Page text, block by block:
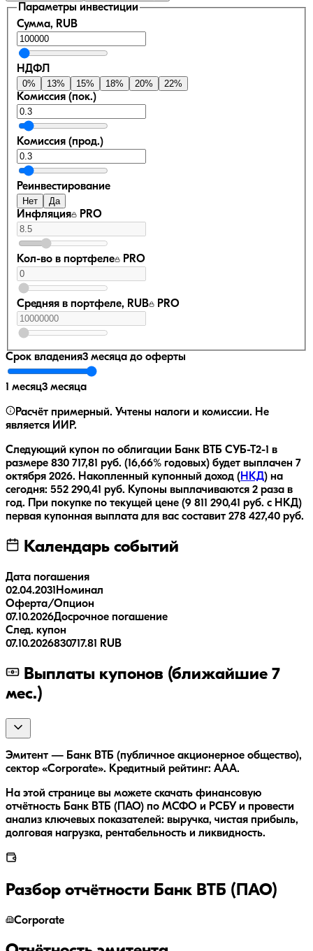
Параметры инвестиции
Сумма, RUB
НДФЛ
0% 13% 15% 18% 20% 22%
Комиссия (пок.)
Комиссия (прод.)
Реинвестирование
Нет Да
Инфляция PRO
Кол-во в портфеле PRO
Средняя в портфеле, RUB PRO
Срок владения3 месяца до оферты
1 месяц3 месяца
Расчёт примерный. Учтены налоги и комиссии. Не
является ИИР.
Следующий купон по облигации Банк ВТБ СУБ-Т2-1 в
размере 830 717,81 руб. (16,66% годовых) будет выплачен 7
октября 2026. Накопленный купонный доход ( НКД) на
сегодня: 552 290,41 руб. Купоны выплачиваются 2 раза в
год.
При покупке по текущей цене (9 811 290,41 руб. с НКД)
первая купонная выплата для вас составит 278 427,40 руб.
Календарь событий
Дата погашения
02.04.2031 Номинал
Оферта/Опцион
07.10.2026Досрочное погашение
След. купон
07.10.2026830717.81 RUB
Выплаты купонов (ближайшие 7
мес.)
Эмитент — Банк ВТБ (публичное акционерное общество),
сектор «Corporate». Кредитный рейтинг: AAA.
На этой странице вы можете скачать финансовую
отчётность Банк ВТБ (ПАО) по МСФО и РСБУ и провести
анализ ключевых показателей: выручка, чистая прибыль,
долговая нагрузка, рентабельность и ликвидность.
Разбор отчётности Банк ВТБ (ПАО)
Corporate